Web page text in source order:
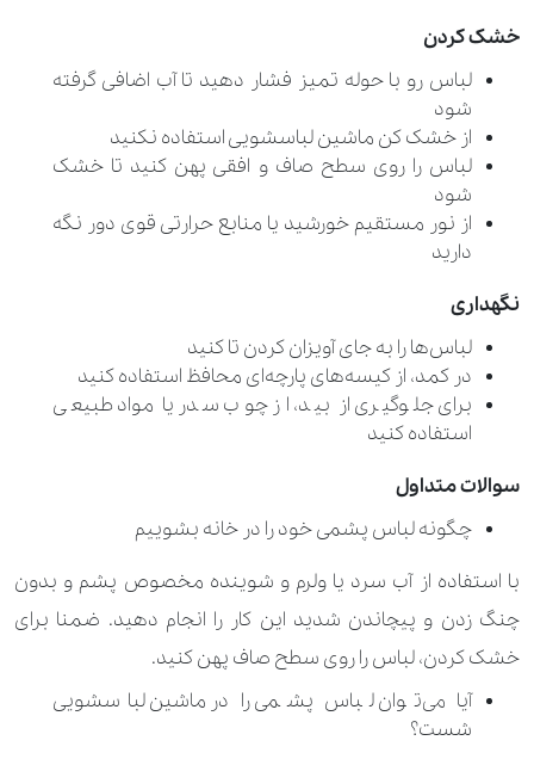
خشک کردن
لباس رو با حوله تمیز فشار دهید تا آب اضافی گرفته
شود
از خشک کن ماشین لباسشویی استفاده نکنید
لباس را روی سطح صاف و افقی پهن کنید تا خشک
شود
از نور مستقیم خورشید یا منابع حرارتی قوی دور نگه
دارید
نگهداری
لباس‌ها را به جای آویزان کردن تا کنید
در کمد، از کیسه‌های پارچه‌ای محافظ استفاده کنید
برای جلوگیری از بید، از چوب سدر یا مواد طبیعی
استفاده کنید
سوالات متداول
چگونه لباس پشمی خود را در خانه بشوییم
با استفاده از آب سرد یا ولرم و شوینده مخصوص پشم و بدون
چنگ زدن و پیچاندن شدید این کار را انجام دهید. ضمنا برای
خشک کردن، لباس را روی سطح صاف پهن کنید.
آیا می‌توان لباس پشمی را در ماشین لباسشویی
شست؟